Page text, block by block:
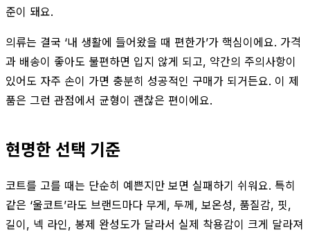
준이 돼요.
의류는 결국 ‘내 생활에 들어왔을 때 편한가’가 핵심이에요. 가격
과 배송이 좋아도 불편하면 입지 않게 되고, 약간의 주의사항이
있어도 자주 손이 가면 충분히 성공적인 구매가 되거든요. 이 제
품은 그런 관점에서 균형이 괜찮은 편이에요.
현명한 선택 기준
코트를 고를 때는 단순히 예쁜지만 보면 실패하기 쉬워요. 특히
같은 ‘울코트’라도 브랜드마다 무게, 두께, 보온성, 품질감, 핏,
길이, 넥 라인, 봉제 완성도가 달라서 실제 착용감이 크게 달라져